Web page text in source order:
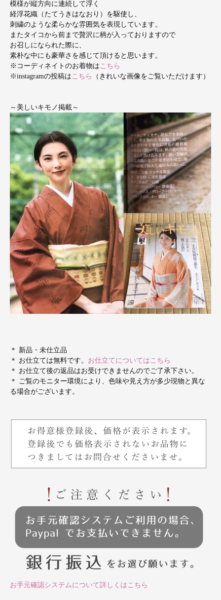
模様が縦方向に連続して浮く
経浮花織（たてうきはなおり）を駆使し、
刺繍のような柔らかな雰囲気を表現しています。
またタイコから前まで贅沢に柄が入っておりますので
お召しになられた際に、
素朴な中にも豪華さを感じて頂けると思います。
※コーディネイトのお着物は こちら
※instagramの投稿は こちら （きれいな画像をご覧いただけます）
～美しいキモノ掲載～
＊ 新品・未仕立品
＊ お仕立ては無料です。 お仕立てについてはこちら
＊ お仕立て後の返品はお受けできませんのでご了承下さい。
＊ ご覧のモニター環境により、色味や見え方が多少現物と異な
る場合がございます。
お手元確認システムについて詳しくはこちら